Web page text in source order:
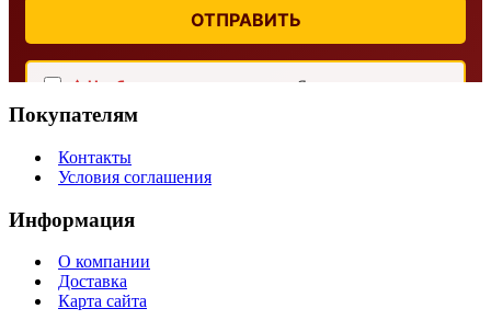
ОТПРАВИТЬ
⚠ Необходимо дать согласие:
Я согласен с
Покупателям
Контакты
Условия соглашения
Информация
О компании
Доставка
Карта сайта